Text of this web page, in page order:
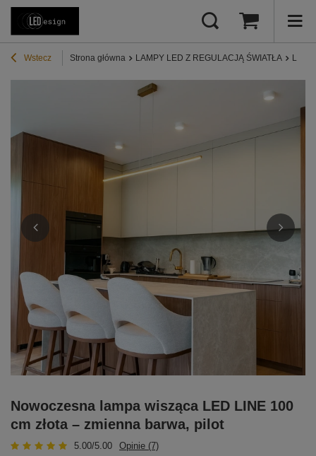
Wstecz Strona główna LAMPY LED Z REGULACJĄ ŚWIATŁA
Nowoczesna lampa wisząca LED LINE 100
cm złota – zmienna barwa, pilot
5.00/5.00 Opinie (7)